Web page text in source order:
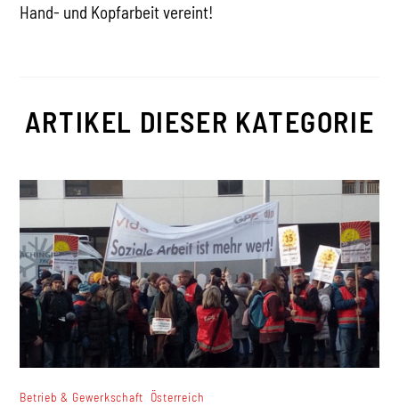
Hand- und Kopfarbeit vereint!
ARTIKEL DIESER KATEGORIE
Betrieb & Gewerkschaft Österreich